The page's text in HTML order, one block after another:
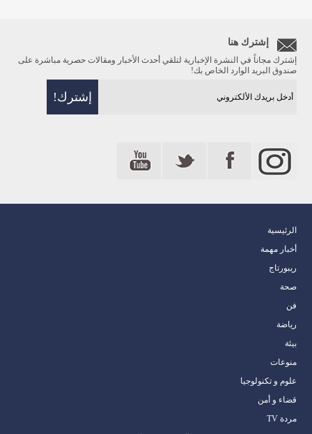
إشترك هنا
إشترك مجاناً في النشرة الإخبارية لتلقي أحدث الأخبار ومقالات حصرية مباشرة على
صندوق البريد الوارد الخاص بك!
الرئيسية
أخبار مهمة
ريبورتاج
صحة
فن
رياضة
بيئة
منوعات
علوم و تكنولوجيا
قضاء و أمن
مردة TV